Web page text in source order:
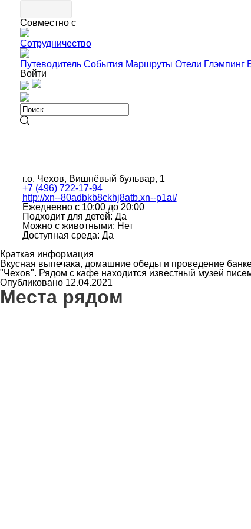
Совместно с
Сотрудничество
Путеводитель События Маршруты Отели Глэмпинг
Войти
г.о. Чехов, Вишнёвый бульвар, 1
+7 (496) 722-17-94
http://xn--80adbkb8ckhj8atb.xn--p1ai/
Ежедневно с 10:00 до 20:00
Подходит для детей: Да
Можно с животными: Нет
Доступная среда: Да
Краткая информация
Вкусная выпечака, домашние обеды и проведение
"Чехов". Рядом с кафе находится известный музей
Опубликовано 12.04.2021
Места рядом